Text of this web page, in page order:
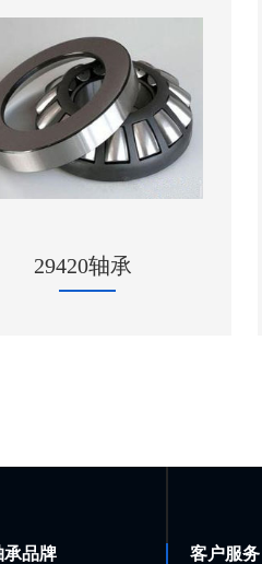
上海FAG轴承
承品牌 客户服务